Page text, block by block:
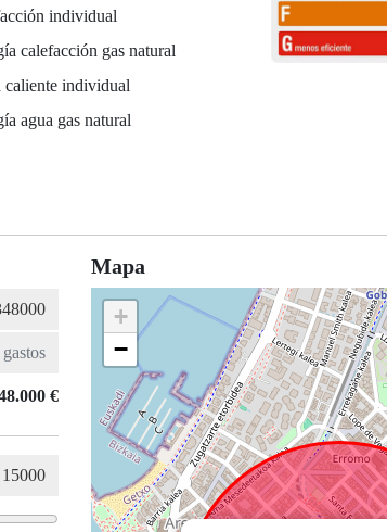
individual
calefacción gas natural
caliente individual
agua gas natural
€
Mapa
+
−